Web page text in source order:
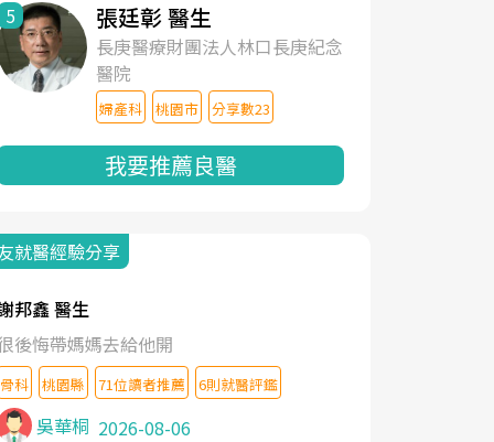
5 張廷彰 醫生
長庚醫療財團法人林口長庚紀念
醫院
婦產科 桃園市 分享數23
我要推薦良醫
就醫經驗分享
邦鑫 醫生
後悔帶媽媽去給他開
骨科 桃園縣 71位讀者推薦 6則就醫評鑑
吳華桐 2026-08-06